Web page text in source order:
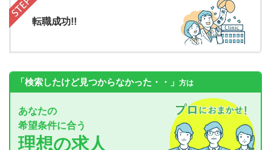
転職成功!!
「検索したけど見つからなかった・・」 方は
あなたの
希望条件に合う
理想の求人